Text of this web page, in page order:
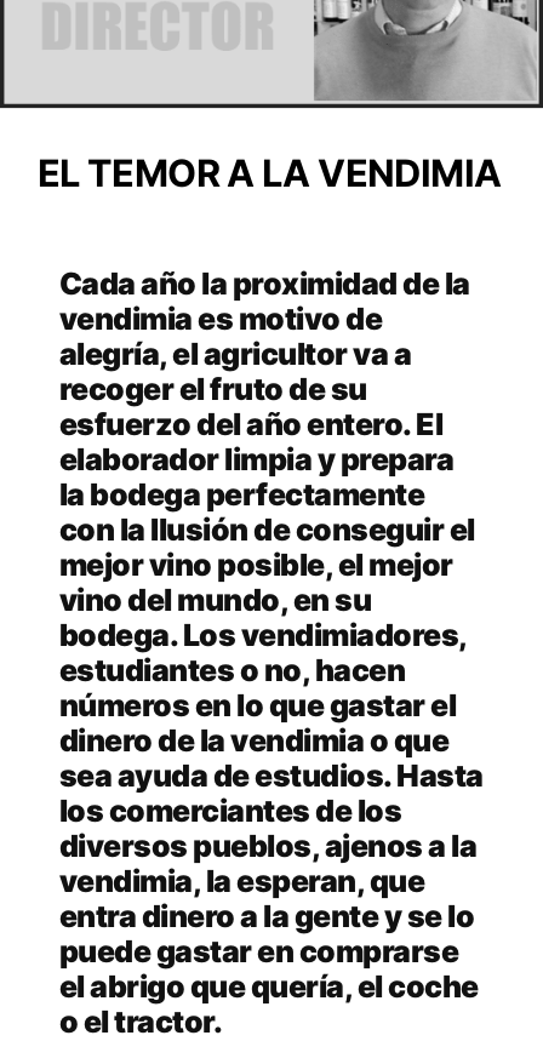
EL TEMOR A LA VENDIMIA
Cada año la proximidad de la
vendimia es motivo de
alegría, el agricultor va a
recoger el fruto de su
esfuerzo del año entero. El
elaborador limpia y prepara
la bodega perfectamente
con la Ilusión de conseguir el
mejor vino posible, el mejor
vino del mundo, en su
bodega. Los vendimiadores,
estudiantes o no, hacen
números en lo que gastar el
dinero de la vendimia o que
sea ayuda de estudios. Hasta
los comerciantes de los
diversos pueblos, ajenos a la
vendimia, la esperan, que
entra dinero a la gente y se lo
puede gastar en comprarse
el abrigo que quería, el coche
o el tractor.